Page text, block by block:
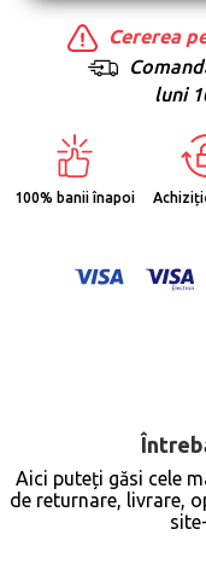
Cererea
luni
100% banii înapoi
Aici puteți găsi cele
de returnare, livrare,